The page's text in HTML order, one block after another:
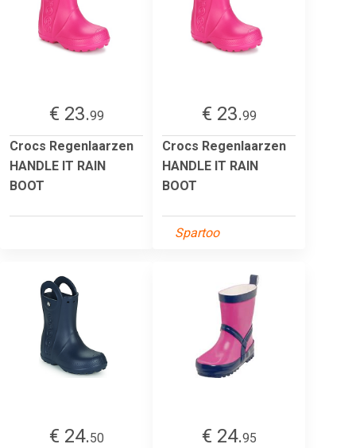
€ 23.99
Crocs Regenlaarzen
HANDLE IT RAIN
BOOT
€ 23.99
Crocs Regenlaarzen
HANDLE IT RAIN
BOOT
Spartoo
€ 24.50
€ 24.95